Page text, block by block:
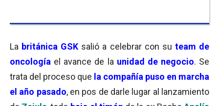
La británica GSK salió a celebrar con su team de
oncología el avance de la unidad de negocio. Se
trata del proceso que la compañía puso en marcha
el año pasado, en pos de darle lugar al lanzamiento